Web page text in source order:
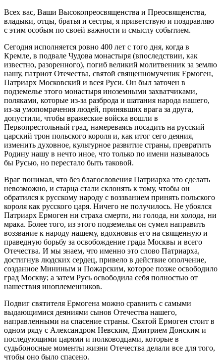
Всех вас, Ваши Высокопреосвященства и Преосвященства,
владыки, отцы, братья и сестры, я приветствую и поздравляю
с этим особым по своей важности и смыслу событием.
Сегодня исполняется ровно 400 лет с того дня, когда в
Кремле, в подвале Чудова монастыря (впоследствии, как
известно, разоренного), погиб великий молитвенник за землю
нашу, патриот Отечества, святой священномученик Ермоген,
Патриарх Московский и всея Руси. Он был заточен в
подземелье этого монастыря иноземными захватчиками,
поляками, которые из-за разброда и шатания народа нашего,
из-за умопомрачения людей, принявших врага за друга,
допустили, чтобы вражеские войска вошли в
Первопрестольный град, намереваясь посадить на русский
царский трон польского короля и, как итог сего деяния,
изменить духовное, культурное развитие страны, превратить
Родину нашу в нечто иное, что только по имени называлось
бы Русью, но перестало быть таковой.
Враг понимал, что без благословения Патриарха это сделать
невозможно, и старца стали склонять к тому, чтобы он
обратился к русскому народу с воззванием принять польского
короля как русского царя. Ничего не получилось. Не убоялся
Патриарх Ермоген ни страха смерти, ни голода, ни холода, ни
мрака. Более того, из этого подземелья он сумел направить
воззвание к народу нашему, вдохновив его на священную и
праведную борьбу за освобождение града Москвы и всего
Отечества. И мы знаем, что именно это слово Патриарха,
достигнув людских сердец, привело в действие ополчение,
созданное Мининым и Пожарским, которое позже освободило
град Москву; а затем Русь освободила себя полностью от
нашествия иноплеменников.
Подвиг святителя Ермогена можно сравнить с самыми
выдающимися деяниями сынов Отечества нашего,
направленными на спасение страны. Святой Ермоген стоит в
одном ряду с Александром Невским, Дмитрием Донским и
последующими царями и полководцами, которые в
судьбоносные моменты жизни Отечества делали все для того,
чтобы оно было спасено.